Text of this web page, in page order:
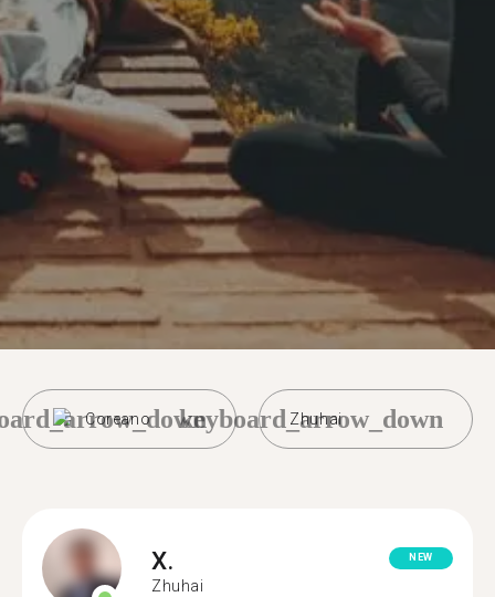
Coreano Zhuhai
keyboard_arrow_down
X.
Zhuhai
NEW